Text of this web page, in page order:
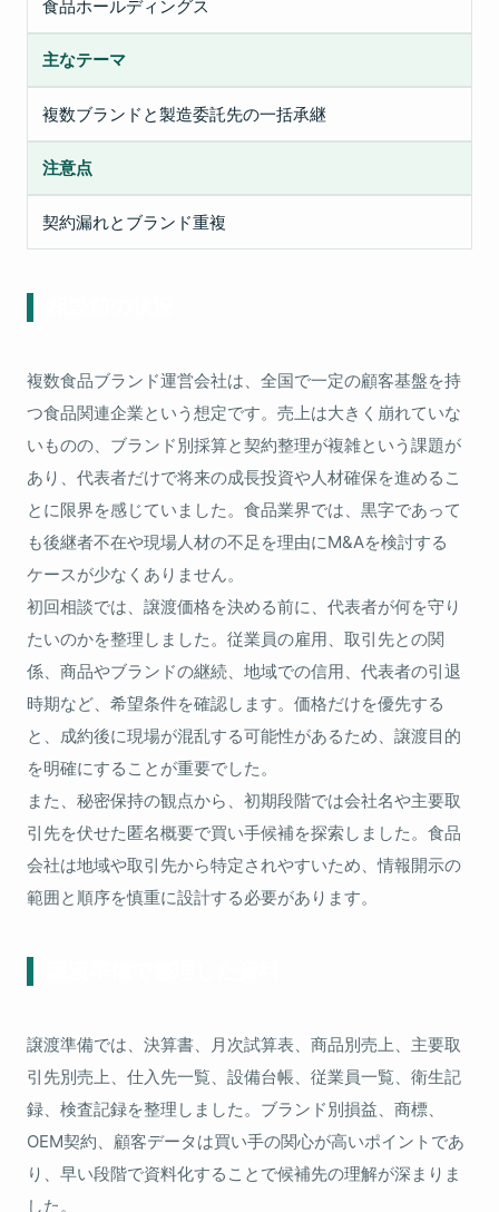
食品ホールディングス
主なテーマ
複数ブランドと製造委託先の一括承継
注意点
契約漏れとブランド重複
複数食品ブランド運営会社は、全国で一定の顧客基盤を持
つ食品関連企業という想定です。売上は大きく崩れていな
いものの、ブランド別採算と契約整理が複雑という課題が
あり、代表者だけで将来の成長投資や人材確保を進めるこ
とに限界を感じていました。食品業界では、黒字であって
も後継者不在や現場人材の不足を理由にM&Aを検討する
ケースが少なくありません。
初回相談では、譲渡価格を決める前に、代表者が何を守り
たいのかを整理しました。従業員の雇用、取引先との関
係、商品やブランドの継続、地域での信用、代表者の引退
時期など、希望条件を確認します。価格だけを優先する
と、成約後に現場が混乱する可能性があるため、譲渡目的
を明確にすることが重要でした。
また、秘密保持の観点から、初期段階では会社名や主要取
引先を伏せた匿名概要で買い手候補を探索しました。食品
会社は地域や取引先から特定されやすいため、情報開示の
範囲と順序を慎重に設計する必要があります。
譲渡準備では、決算書、月次試算表、商品別売上、主要取
引先別売上、仕入先一覧、設備台帳、従業員一覧、衛生記
録、検査記録を整理しました。ブランド別損益、商標、
OEM契約、顧客データは買い手の関心が高いポイントであ
り、早い段階で資料化することで候補先の理解が深まりま
した。